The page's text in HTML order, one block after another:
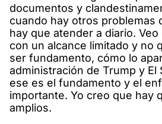
documentos y
cuando hay otros problemas
hay que atender a diario.
con un alcance limitado y no
ser fundamento, cómo lo
administración de Trump y El
ese es el fundamento y el
importante. Yo creo que hay
amplios.